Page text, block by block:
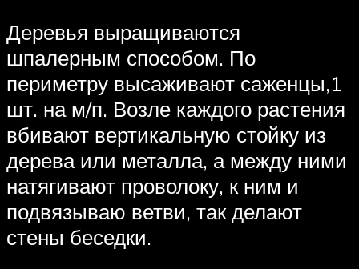
Деревья выращиваются
шпалерным способом. По
периметру высаживают саженцы,1
шт. на м/п. Возле каждого растения
вбивают вертикальную стойку из
дерева или металла, а между ними
натягивают проволоку, к ним и
подвязываю ветви, так делают
стены беседки.